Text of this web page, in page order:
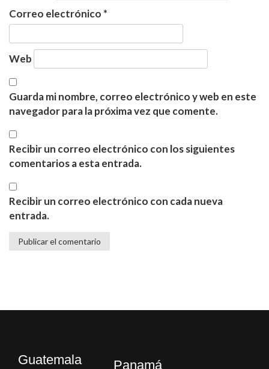
Correo electrónico *
Web
Guarda mi nombre, correo electrónico y web en este
navegador para la próxima vez que comente.
Recibir un correo electrónico con los siguientes
comentarios a esta entrada.
Recibir un correo electrónico con cada nueva
entrada.
Guatemala Panamá